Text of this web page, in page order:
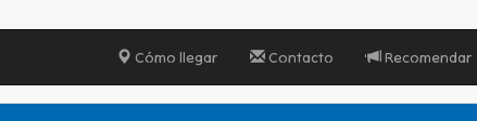
Cómo llegar Contacto Recomendar